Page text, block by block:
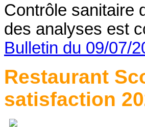
Contrôle sanitaire
des analyses est
Bulletin du 09/07/
Restaurant
satisfaction